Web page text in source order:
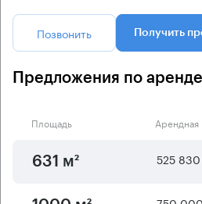
Позвонить Получить
Предложения по
Площадь Арендная
631 м² 525